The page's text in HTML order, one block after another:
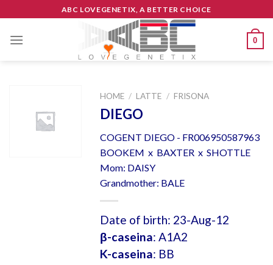
to
content
ABC LOVEGENETIX, A BETTER CHOICE
0
HOME / LATTE / FRISONA
DIEGO
COGENT DIEGO - FR006950587963
BOOKEM x BAXTER x SHOTTLE
Mom: DAISY
Grandmother: BALE
Date of birth: 23-Aug-12
β-caseina: A1A2
K-caseina: BB